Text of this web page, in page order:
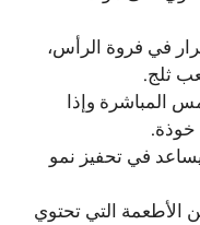
في فروة الرأس،
ثلج.
المباشرة وإذا
خوذة.
في تحفيز نمو
الأطعمة التي تحتوي